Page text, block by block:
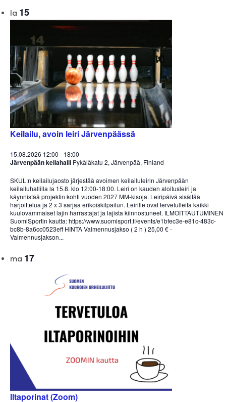
la 15
Keilailu, avoin leiri Järvenpäässä
15.08.2026 12:00 - 18:00
Järvenpään keilahalli Pykäläkatu 2, Järvenpää, Finland
SKUL:n keilailujaosto järjestää avoimen keilailuleirin Järvenpään
keilailuhallilla la 15.8. klo 12:00-18:00. Leiri on kauden aloitusleiri ja
käynnistää projektin kohti vuoden 2027 MM-kisoja. Leiripäivä sisältää
harjoittelua ja 2 x 3 sarjaa erikoiskilpailun. Leirille ovat tervetulleita kaikki
kuulovammaiset lajin harrastajat ja lajista kiinnostuneet. ILMOITTAUTUMINEN
SuomiSportin kautta: https://www.suomisport.fi/events/e1bfec3e-e81c-483c-
bc8b-8a6cc0523eff HINTA Valmennusjakso ( 2 h ) 25,00 € -
Valmennusjakson...
ma 17
Iltaporinat (Zoom)